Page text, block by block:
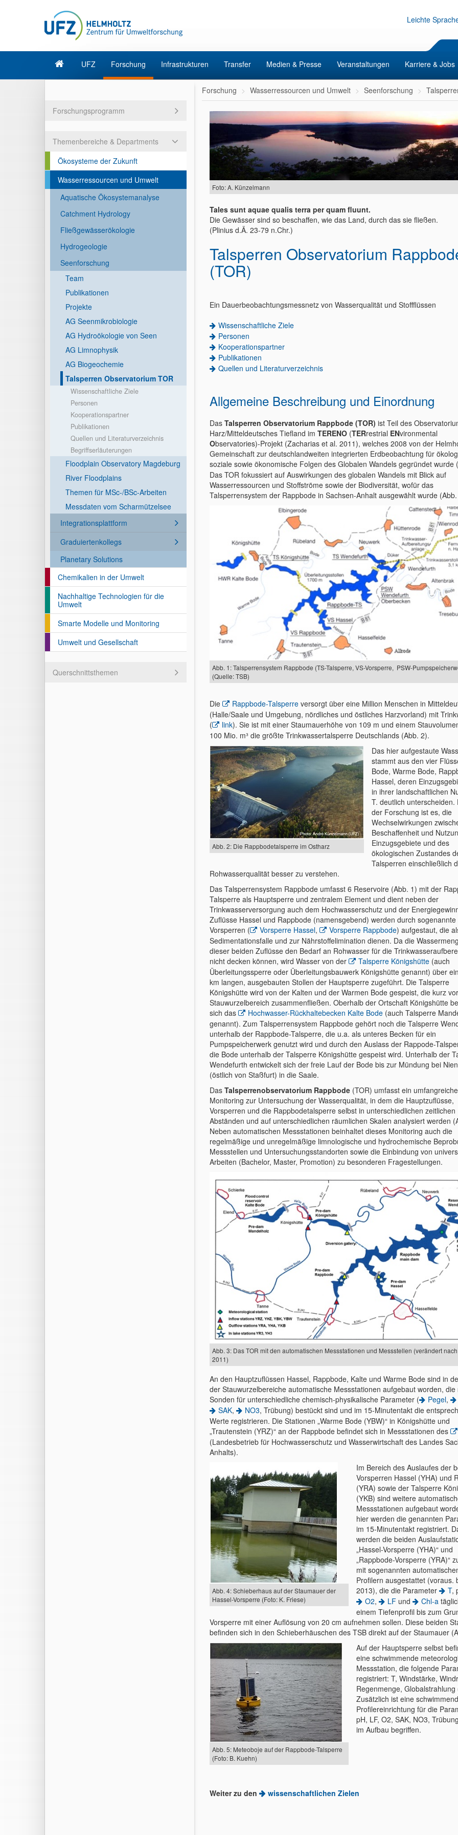
Leichte
UFZ Forschung Infrastrukturen Transfer Medien & Presse Veranstaltungen Karriere & Jobs
Forschungsprogramm
Themenbereiche & Departments
Ökosysteme der Zukunft
Wasserressourcen und Umwelt
Aquatische Ökosystemanalyse
Catchment Hydrology
Fließgewässerökologie
Hydrogeologie
Seenforschung
Team
Publikationen
Projekte
AG Seenmikrobiologie
AG Hydroökologie von Seen
AG Limnophysik
AG Biogeochemie
Talsperren Observatorium TOR
Wissenschaftliche Ziele
Personen
Kooperationspartner
Publikationen
Quellen und Literaturverzeichnis
Begriffserläuterungen
Floodplain Observatory Magdeburg
River Floodplains
Themen für MSc-/BSc-Arbeiten
Messdaten vom Scharmützelsee
Integrationsplattform
Graduiertenkollegs
Planetary Solutions
Chemikalien in der Umwelt
Nachhaltige Technologien für die
Umwelt
Smarte Modelle und Monitoring
Umwelt und Gesellschaft
Querschnittsthemen
Forschung Wasserressourcen und Umwelt Seenforschung
Foto: A. Künzelmann
Tales sunt aquae qualis terra per quam fluunt.
Die Gewässer sind so beschaffen, wie das Land, durch das sie fließen.
(Plinius d.Ä. 23-79 n.Chr.)
Talsperren Observatorium
(TOR)
Ein Dauerbeobachtungsmessnetz von Wasserqualität und Stoffflüssen
Wissenschaftliche Ziele
Personen
Kooperationspartner
Publikationen
Quellen und Literaturverzeichnis
Allgemeine Beschreibung und Einordnung
Das Talsperren Observatorium Rappbode (TOR) ist Teil des
Harz/Mitteldeutsches Tiefland im TERENO (TERrestrial ENvironmental
Observatories)-Projekt (Zacharias et al. 2011), welches 2008 von der
Gemeinschaft zur deutschlandweiten integrierten Erdbeobachtung für
soziale sowie ökonomische Folgen des Globalen Wandels gegründet wurde (
Das TOR fokussiert auf Auswirkungen des globalen Wandels mit Blick auf
Wasserressourcen und Stoffströme sowie der Biodiversität, wofür das
Talsperrensystem der Rappbode in Sachsen-Anhalt ausgewählt wurde
Abb. 1: Talsperrensystem Rappbode (TS-Talsperre, VS-Vorsperre, PSW-
(Quelle: TSB)
Die Rappbode-Talsperre versorgt über eine Million Menschen in
(Halle/Saale und Umgebung, nördliches und östliches Harzvorland) mit
(
link). Sie ist mit einer Staumauerhöhe von 109 m und einem
100 Mio. m³ die größte Trinkwassertalsperre Deutschlands (Abb. 2).
Abb. 2: Die Rappbodetalsperre im Ostharz
Das hier aufgestaute
stammt aus den vier
Bode, Warme Bode,
Hassel, deren
in ihrer landschaftlichen
T. deutlich unterscheiden.
der Forschung ist es, die
Wechselwirkungen
Beschaffenheit und
Einzugsgebiete und des
ökologischen Zustandes
Talsperren einschließlich
Rohwasserqualität besser zu verstehen.
Das Talsperrensystem Rappbode umfasst 6 Reservoire (Abb. 1) mit der
Talsperre als Hauptsperre und zentralem Element und dient neben der
Trinkwasserversorgung auch dem Hochwasserschutz und der
Zuflüsse Hassel und Rappbode (namensgebend) werden durch sogenannte
Vorsperren (
Vorsperre Hassel, Vorsperre Rappbode) aufgestaut, die
Sedimentationsfalle und zur Nährstoffelimination dienen. Da die
dieser beiden Zuflüsse den Bedarf an Rohwasser für die
nicht decken können, wird Wasser von der
Talsperre Königshütte (auch
Überleitungssperre oder Überleitungsbauwerk Königshütte genannt) über
km langen, ausgebauten Stollen der Hauptsperre zugeführt. Die Talsperre
Königshütte wird von der Kalten und der Warmen Bode gespeist, die kurz
Stauwurzelbereich zusammenfließen. Oberhalb der Ortschaft Königshütte
sich das
Hochwasser-Rückhaltebecken Kalte Bode (auch Talsperre
genannt). Zum Talsperrensystem Rappbode gehört noch die Talsperre
unterhalb der Rappbode-Talsperre, die u.a. als unteres Becken für ein
Pumpspeicherwerk genutzt wird und durch den Auslass der Rappode-
die Bode unterhalb der Talsperre Königshütte gespeist wird. Unterhalb der
Wendefurth entwickelt sich der freie Lauf der Bode bis zur Mündung bei
(östlich von Staßfurt) in die Saale.
Das Talsperrenobservatorium Rappbode (TOR) umfasst ein
Monitoring zur Untersuchung der Wasserqualität, in dem die Hauptzuflüsse,
Vorsperren und die Rappbodetalsperre selbst in unterschiedlichen zeitlichen
Abständen und auf unterschiedlichen räumlichen Skalen analysiert werden
Neben automatischen Messstationen beinhaltet dieses Monitoring auch die
regelmäßige und unregelmäßige limnologische und hydrochemische
Messstellen und Untersuchungsstandorten sowie die Einbindung von
Arbeiten (Bachelor, Master, Promotion) zu besonderen Fragestellungen.
Abb. 3: Das TOR mit den automatischen Messstationen und Messstellen (verändert
2011)
An den Hauptzuflüssen Hassel, Rappbode, Kalte und Warme Bode sind in
der Stauwurzelbereiche automatische Messstationen aufgebaut worden, die
Sonden für unterschiedliche chemisch-physikalische Parameter (
Pegel,
SAK, NO3, Trübung) bestückt sind und im 15-Minutentakt die
Werte registrieren. Die Stationen „Warme Bode (YBW)“ in Königshütte und
„Trautenstein (YRZ)“ an der Rappbode befindet sich in Messstationen des
(Landesbetrieb für Hochwasserschutz und Wasserwirtschaft des Landes
Anhalts).
Abb. 4: Schieberhaus auf der Staumauer der
Hassel-Vorsperre (Foto: K. Friese)
Im Bereich des Auslaufes der
Vorsperren Hassel (YHA) und
(YRA) sowie der Talsperre
(YKB) sind weitere
Messstationen aufgebaut
hier werden die genannten
im 15-Minutentakt registriert.
werden die beiden
„Hassel-Vorsperre (YHA)“ und
„Rappbode-Vorsperre (YRA)“
mit sogenannten
Profilern ausgestattet (voraus.
2013), die die Parameter
T,
O2, LFund Chl-a
einem Tiefenprofil bis zum
Vorsperre mit einer Auflösung von 20 cm aufnehmen sollen. Diese beiden
befinden sich in den Schieberhäuschen des TSB direkt auf der Staumauer
Abb. 5: Meteoboje auf der Rappbode-Talsperre
(Foto: B. Kuehn)
Auf der Hauptsperre selbst
eine schwimmende
Messstation, die folgende
registriert: T, Windstärke,
Regenmenge, Globalstrahlung
Zusätzlich ist eine
Profilereinrichtung für die
pH, LF, O2, SAK, NO3,
im Aufbau begriffen.
Weiter zu den wissenschaftlichen Zielen